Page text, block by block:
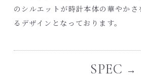
のシルエットが時計本体の華やか
るデザインとなっております。
SPEC